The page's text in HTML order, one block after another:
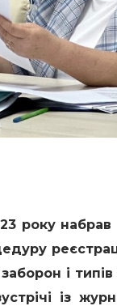
року
заборон і
із